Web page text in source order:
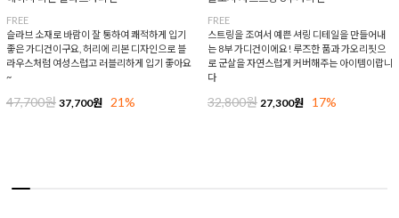
FREE
슬라브 소재로 바람이 잘 통하여 쾌적하게 입기
좋은 가디건이구요, 허리에 리본 디자인으로 블
라우스처럼 여성스럽고 러블리하게 입기 좋아요
~
47,700원 37,700원 21%
FREE
스트링을 조여서 예쁜 셔링 디테일을 만들어내
는 8부 가디건이에요! 루즈한 품과 가오리핏으
로 군살을 자연스럽게 커버해주는 아이템이랍니
다
32,800원 27,300원 17%